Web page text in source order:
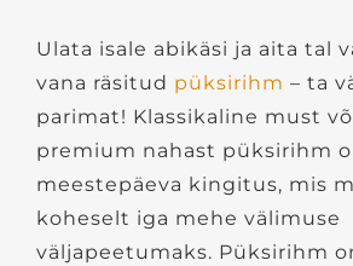
Ulata isale abikäsi ja aita tal
vana räsitud püksirihm – ta
parimat! Klassikaline must
premium nahast püksirihm
meestepäeva kingitus, mis
koheselt iga mehe välimuse
väljapeetumaks. Püksirihm